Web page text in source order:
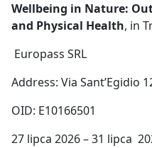
Wellbeing in Nature:
and Physical Health, in
Europass SRL
Address: Via Sant’Egidio
OID: E10166501
27 lipca 2026 – 31 lipca